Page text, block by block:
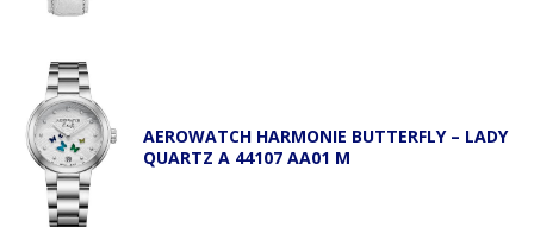
AEROWATCH HARMONIE BUTTERFLY – LADY
QUARTZ A 44107 AA01 M